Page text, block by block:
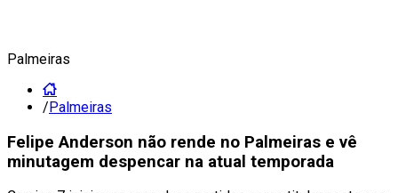
Palmeiras
/Palmeiras
Felipe Anderson não rende no Palmeiras e vê
minutagem despencar na atual temporada